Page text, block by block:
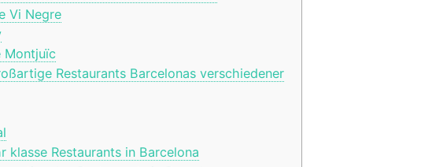
Vi Negre
Montjuïc
Restaurants Barcelonas verschiedener
klasse Restaurants in Barcelona